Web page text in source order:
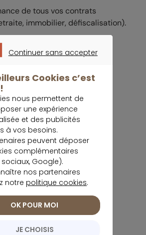
de tous vos contrats
immobilier, défiscalisation).
vos encours et suivez les
le jour.
Garantie 0 paperasse.
avec un conseiller.
Continuer sans accepter
Cookies c’est
nous permettent de
une expérience
et des publicités
à vos besoins.
peuvent déposer
complémentaires
Google).
nos partenaires
notre politique cookies.
JE CHOISIS
OK POUR MOI